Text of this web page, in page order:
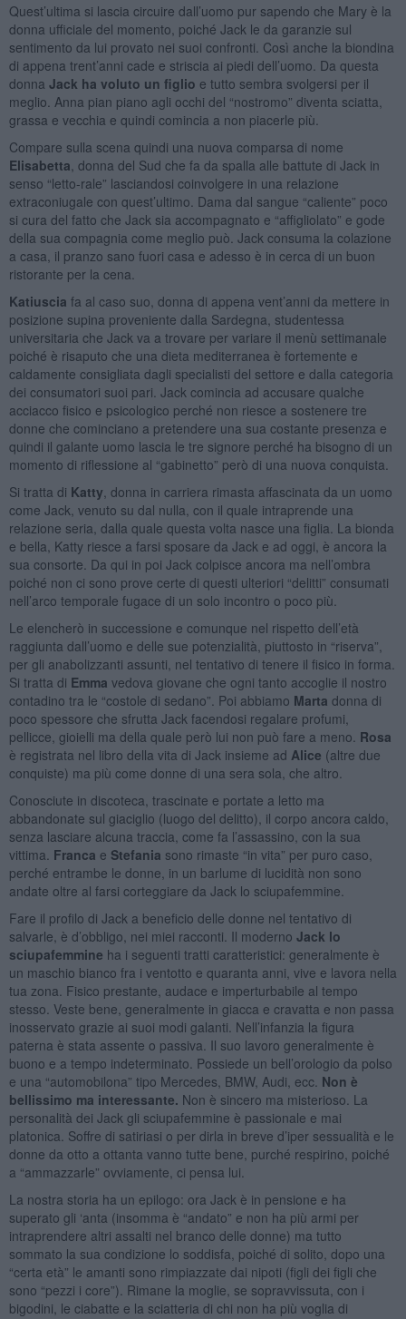
Quest’ultima si lascia circuire dall’uomo pur sapendo che Mary è la
donna ufficiale del momento, poiché Jack le da garanzie sul
sentimento da lui provato nei suoi confronti. Così anche la biondina
di appena trent’anni cade e striscia ai piedi dell’uomo. Da questa
donna Jack ha voluto un figlio e tutto sembra svolgersi per il
meglio. Anna pian piano agli occhi del “nostromo” diventa sciatta,
grassa e vecchia e quindi comincia a non piacerle più.
Compare sulla scena quindi una nuova comparsa di nome
Elisabetta , donna del Sud che fa da spalla alle battute di Jack in
senso “letto-rale” lasciandosi coinvolgere in una relazione
extraconiugale con quest’ultimo. Dama dal sangue “caliente” poco
si cura del fatto che Jack sia accompagnato e “affigliolato” e gode
della sua compagnia come meglio può. Jack consuma la colazione
a casa, il pranzo sano fuori casa e adesso è in cerca di un buon
ristorante per la cena.
Katiuscia fa al caso suo, donna di appena vent’anni da mettere in
posizione supina proveniente dalla Sardegna, studentessa
universitaria che Jack va a trovare per variare il menù settimanale
poiché è risaputo che una dieta mediterranea è fortemente e
caldamente consigliata dagli specialisti del settore e dalla categoria
dei consumatori suoi pari. Jack comincia ad accusare qualche
acciacco fisico e psicologico perché non riesce a sostenere tre
donne che cominciano a pretendere una sua costante presenza e
quindi il galante uomo lascia le tre signore perché ha bisogno di un
momento di riflessione al “gabinetto” però di una nuova conquista.
Si tratta di Katty , donna in carriera rimasta affascinata da un uomo
come Jack, venuto su dal nulla, con il quale intraprende una
relazione seria, dalla quale questa volta nasce una figlia. La bionda
e bella, Katty riesce a farsi sposare da Jack e ad oggi, è ancora la
sua consorte. Da qui in poi Jack colpisce ancora ma nell’ombra
poiché non ci sono prove certe di questi ulteriori “delitti” consumati
nell’arco temporale fugace di un solo incontro o poco più.
Le elencherò in successione e comunque nel rispetto dell’età
raggiunta dall’uomo e delle sue potenzialità, piuttosto in “riserva”,
per gli anabolizzanti assunti, nel tentativo di tenere il fisico in forma.
Si tratta di Emma vedova giovane che ogni tanto accoglie il nostro
contadino tra le “costole di sedano”. Poi abbiamo Marta donna di
poco spessore che sfrutta Jack facendosi regalare profumi,
pellicce, gioielli ma della quale però lui non può fare a meno. Rosa
è registrata nel libro della vita di Jack insieme ad Alice (altre due
conquiste) ma più come donne di una sera sola, che altro.
Conosciute in discoteca, trascinate e portate a letto ma
abbandonate sul giaciglio (luogo del delitto), il corpo ancora caldo,
senza lasciare alcuna traccia, come fa l’assassino, con la sua
vittima. Franca e Stefania sono rimaste “in vita” per puro caso,
perché entrambe le donne, in un barlume di lucidità non sono
andate oltre al farsi corteggiare da Jack lo sciupafemmine.
Fare il profilo di Jack a beneficio delle donne nel tentativo di
salvarle, è d’obbligo, nei miei racconti. Il moderno Jack lo
sciupafemmine ha i seguenti tratti caratteristici: generalmente è
un maschio bianco fra i ventotto e quaranta anni, vive e lavora nella
tua zona. Fisico prestante, audace e imperturbabile al tempo
stesso. Veste bene, generalmente in giacca e cravatta e non passa
inosservato grazie ai suoi modi galanti. Nell’infanzia la figura
paterna è stata assente o passiva. Il suo lavoro generalmente è
buono e a tempo indeterminato. Possiede un bell’orologio da polso
e una “automobilona” tipo Mercedes, BMW, Audi, ecc. Non è
bellissimo ma interessante. Non è sincero ma misterioso. La
personalità dei Jack gli sciupafemmine è passionale e mai
platonica. Soffre di satiriasi o per dirla in breve d’iper sessualità e le
donne da otto a ottanta vanno tutte bene, purché respirino, poiché
a “ammazzarle” ovviamente, ci pensa lui.
La nostra storia ha un epilogo: ora Jack è in pensione e ha
superato gli ‘anta (insomma è “andato” e non ha più armi per
intraprendere altri assalti nel branco delle donne) ma tutto
sommato la sua condizione lo soddisfa, poiché di solito, dopo una
“certa età” le amanti sono rimpiazzate dai nipoti (figli dei figli che
sono “pezzi i core”). Rimane la moglie, se sopravvissuta, con i
bigodini, le ciabatte e la sciatteria di chi non ha più voglia di